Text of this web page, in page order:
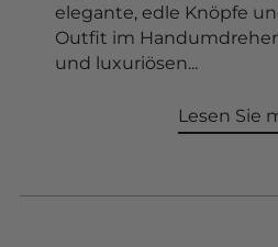
elegante, edle Knöpfe
Outfit im
und luxuriösen...
Lesen Sie